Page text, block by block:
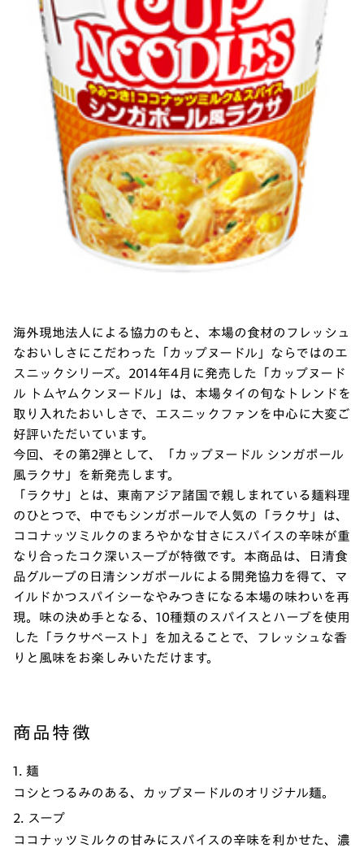
海外現地法人による協力のもと、本場の食材のフレッシュ
なおいしさにこだわった「カップヌードル」ならではのエ
スニックシリーズ。2014年4月に発売した「カップヌード
ル トムヤムクンヌードル」は、本場タイの旬なトレンドを
取り入れたおいしさで、エスニックファンを中心に大変ご
好評いただいています。
今回、その第2弾として、「カップヌードル シンガポール
風ラクサ」を新発売します。
「ラクサ」とは、東南アジア諸国で親しまれている麺料理
のひとつで、中でもシンガポールで人気の「ラクサ」は、
ココナッツミルクのまろやかな甘さにスパイスの辛味が重
なり合ったコク深いスープが特徴です。本商品は、日清食
品グループの日清シンガポールによる開発協力を得て、マ
イルドかつスパイシーなやみつきになる本場の味わいを再
現。味の決め手となる、10種類のスパイスとハーブを使用
した「ラクサペースト」を加えることで、フレッシュな香
りと風味をお楽しみいただけます。
商品特徴
1. 麺
コシとつるみのある、カップヌードルのオリジナル麺。
2. スープ
ココナッツミルクの甘みにスパイスの辛味を利かせた、濃